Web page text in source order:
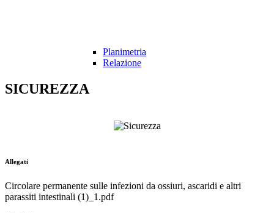
Planimetria
Relazione
SICUREZZA
Allegati
Circolare permanente sulle infezioni da ossiuri, ascaridi e altri
parassiti intestinali (1)_1.pdf